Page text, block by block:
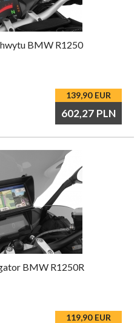
BMW R1250
139,90 EUR
602,27 PLN
BMW R1250R
119,90 EUR